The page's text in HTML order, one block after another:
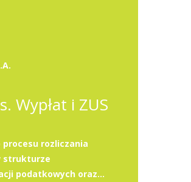
Wypłat i ZUS
rozliczania
strukturze
podatkowych oraz...